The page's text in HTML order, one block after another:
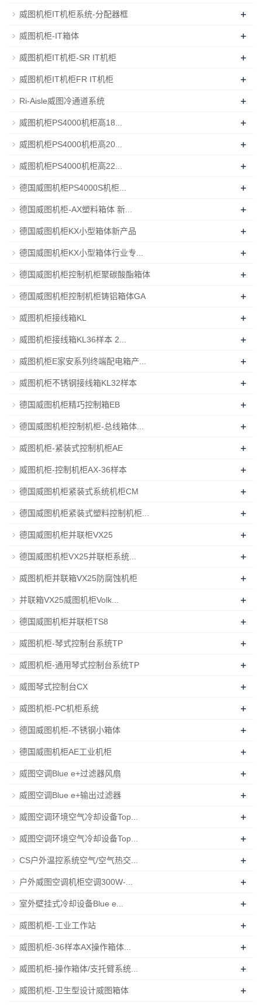
威图机柜IT机柜系统-分配器框 +
威图机柜-IT箱体 +
威图机柜IT机柜-SR IT机柜 +
威图机柜IT机柜FR IT机柜 +
Ri-Aisle威图冷通道系统 +
威图机柜PS4000机柜高18... +
威图机柜PS4000机柜高20... +
威图机柜PS4000机柜高22... +
德国威图机柜PS4000S机柜... +
德国威图机柜-AX塑料箱体 新... +
德国威图机柜KX小型箱体新产品 +
德国威图机柜KX小型箱体行业专... +
德国威图机柜控制机柜聚碳酸酯箱体 +
德国威图机柜控制机柜铸铝箱体GA +
威图机柜接线箱KL +
威图机柜接线箱KL36样本 2... +
威图机柜E家安系列终端配电箱产... +
威图机柜不锈钢接线箱KL32样本 +
德国威图机柜精巧控制箱EB +
德国威图机柜控制机柜-总线箱体... +
威图机柜-紧装式控制机柜AE +
威图机柜-控制机柜AX-36样本 +
德国威图机柜紧装式系统机柜CM +
德国威图机柜紧装式塑料控制机柜... +
德国威图机柜并联柜VX25 +
德国威图机柜VX25并联柜系统... +
威图机柜并联箱VX25防腐蚀机柜 +
并联箱VX25威图机柜Volk... +
德国威图机柜并联柜TS8 +
威图机柜-琴式控制台系统TP +
威图机柜-通用琴式控制台系统TP +
威图琴式控制台CX +
威图机柜-PC机柜系统 +
德国威图机柜-不锈钢小箱体 +
德国威图机柜AE工业机柜 +
威图空调Blue e+过滤器风扇 +
威图空调Blue e+输出过滤器 +
威图空调环境空气冷却设备Top... +
威图空调环境空气冷却设备Top... +
CS户外温控系统空气/空气热交... +
户外威图空调机柜空调300W-... +
室外壁挂式冷却设备Blue e... +
威图机柜-工业工作站 +
威图机柜-36样本AX操作箱体... +
威图机柜-操作箱体/支托臂系统... +
威图机柜-卫生型设计威图箱体
+